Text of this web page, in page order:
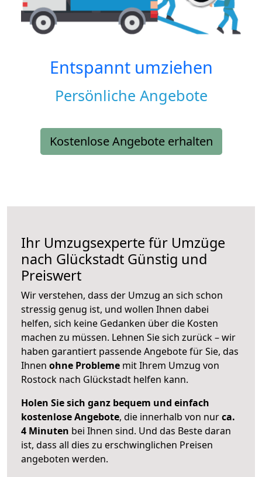
Entspannt umziehen
Persönliche Angebote
Kostenlose Angebote erhalten
Ihr Umzugsexperte für Umzüge
nach Glückstadt Günstig und
Preiswert
Wir verstehen, dass der Umzug an sich schon
stressig genug ist, und wollen Ihnen dabei
helfen, sich keine Gedanken über die Kosten
machen zu müssen. Lehnen Sie sich zurück – wir
haben garantiert passende Angebote für Sie, das
Ihnen ohne Probleme mit Ihrem Umzug von
Rostock nach Glückstadt helfen kann.
Holen Sie sich ganz bequem und einfach
kostenlose Angebote, die innerhalb von nurca.
4 Minuten bei Ihnen sind. Und das Beste daran
ist, dass all dies zu erschwinglichen Preisen
angeboten werden.